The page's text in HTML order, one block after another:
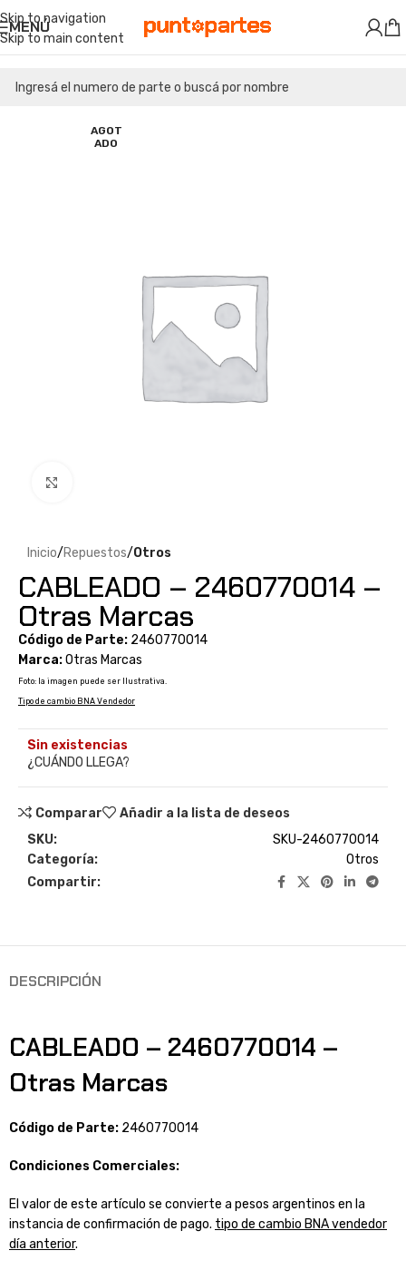
Skip to navigation
Skip to main content
MENÚ
AGOT
ADO
Inicio Repuestos Otros
CABLEADO – 2460770014 –
Otras Marcas
Código de Parte: 2460770014
Marca:Otras Marcas
Foto: la imagen puede ser Ilustrativa.
Tipo de cambio BNA Vendedor
Sin existencias
¿CUÁNDO LLEGA?
Comparar
Añadir a la lista de deseos
SKU:
SKU-2460770014
Categoría:
Otros
Compartir:
DESCRIPCIÓN
CABLEADO – 2460770014 –
Otras Marcas
Código de Parte: 2460770014
Condiciones Comerciales:
El valor de este artículo se convierte a pesos argentinos en la
instancia de confirmación de pago. tipo de cambio BNA vendedor
día anterior.